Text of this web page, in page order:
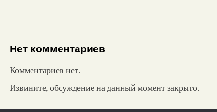
Нет комментариев
Комментариев нет.
Извините, обсуждение на данный момент закрыто.